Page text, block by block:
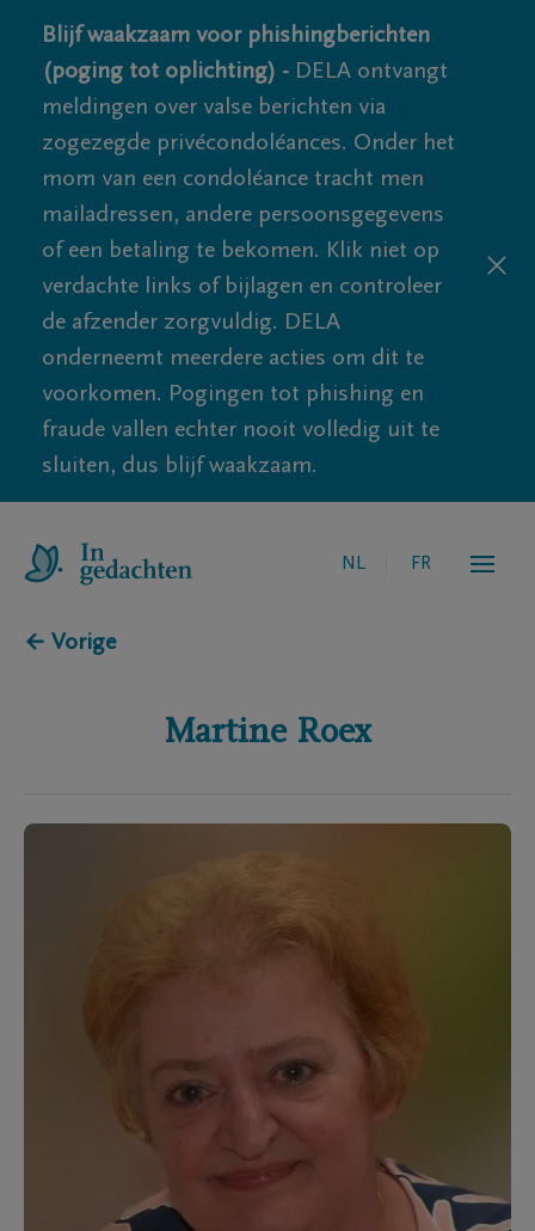
Blijf waakzaam voor phishingberichten
(poging tot oplichting) - DELA ontvangt
meldingen over valse berichten via
zogezegde privécondoléances. Onder het
mom van een condoléance tracht men
mailadressen, andere persoonsgegevens
of een betaling te bekomen. Klik niet op
verdachte links of bijlagen en controleer
de afzender zorgvuldig. DELA
onderneemt meerdere acties om dit te
voorkomen. Pogingen tot phishing en
fraude vallen echter nooit volledig uit te
sluiten, dus blijf waakzaam.
NL FR
← Vorige
Martine Roex